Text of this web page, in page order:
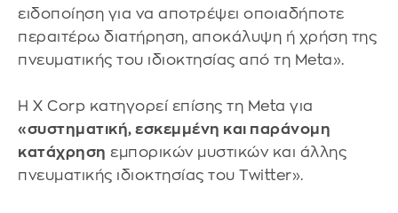
ειδοποίηση για να αποτρέψει οποιαδήποτε
περαιτέρω διατήρηση, αποκάλυψη ή χρήση της
πνευματικής του ιδιοκτησίας από τη Meta».
Η X Corp κατηγορεί επίσης τη Meta για
«συστηματική, εσκεμμένη και παράνομη
κατάχρηση εμπορικών μυστικών και άλλης
πνευματικής ιδιοκτησίας του Twitter».